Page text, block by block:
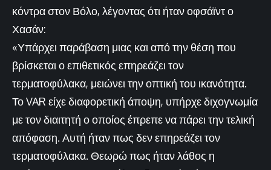
κόντρα στον Βόλο, λέγοντας ότι ήταν οφσάϊντ ο
Χασάν:
«Υπάρχει παράβαση μιας και από την θέση που
βρίσκεται ο επιθετικός επηρεάζει τον
τερματοφύλακα, μειώνει την οπτική του ικανότητα.
Το VAR είχε διαφορετική άποψη, υπήρχε διχογνωμία
με τον διαιτητή ο οποίος έπρεπε να πάρει την τελική
απόφαση. Αυτή ήταν πως δεν επηρεάζει τον
τερματοφύλακα. Θεωρώ πως ήταν λάθος η